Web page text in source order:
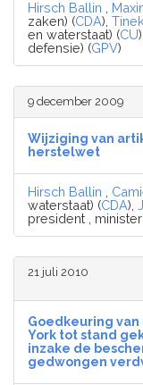
Hirsch Ballin
zaken) (CDA),
en waterstaat) (CU),
defensie) (GPV)
9 december 2009
Wijziging van
herstelwet
Hirsch Ballin
waterstaat) (CDA),
president ,
21 juli 2010
Goedkeuring
York tot stand
inzake de
gedwongen